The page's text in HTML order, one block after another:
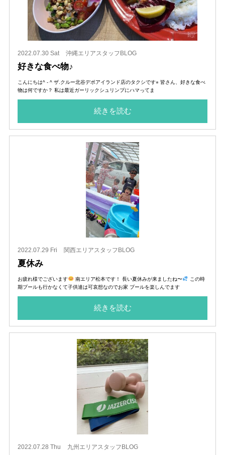
2022.07.30 Sat 沖縄エリアスタッフBLOG
好きな食べ物♪
こんにちは^ - ^ ザ.クルー北谷デポアイランド店のタクシです⭐︎ 皆さん、好きな食べ
物は何ですか？ 私は最近ガーリックシュリンプにハマってま
続きを読む
2022.07.29 Fri 関西エリアスタッフBLOG
夏休み
お疲れ様でございます 南エリア松本です！ 長い夏休みが来ましたね〜
この時
期プールも行かなくて子供達は可哀想なのでお家 プールを楽しんでます
続きを読む
2022.07.28 Thu 九州エリアスタッフBLOG